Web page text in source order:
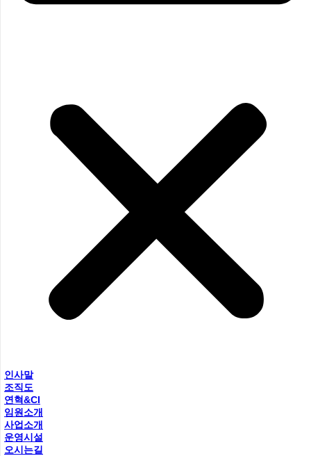
인사말
조직도
연혁&CI
임원소개
사업소개
운영시설
오시는길